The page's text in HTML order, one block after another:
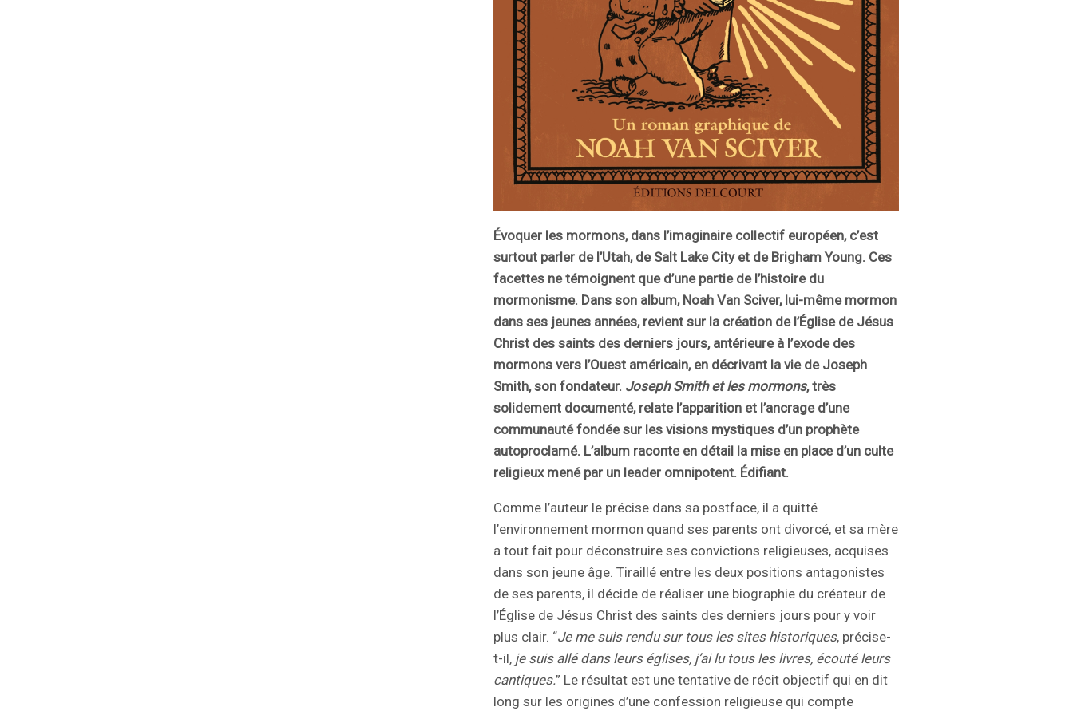
Évoquer les mormons, dans l’imaginaire collectif européen, c’est
surtout parler de l’Utah, de Salt Lake City et de Brigham Young. Ces
facettes ne témoignent que d’une partie de l’histoire du
mormonisme. Dans son album, Noah Van Sciver, lui-même mormon
dans ses jeunes années, revient sur la création de l’Église de Jésus
Christ des saints des derniers jours, antérieure à l’exode des
mormons vers l’Ouest américain, en décrivant la vie de Joseph
Smith, son fondateur. Joseph Smith et les mormons, très
solidement documenté, relate l’apparition et l’ancrage d’une
communauté fondée sur les visions mystiques d’un prophète
autoproclamé. L’album raconte en détail la mise en place d’un culte
religieux mené par un leader omnipotent. Édifiant.
Comme l’auteur le précise dans sa postface, il a quitté
l’environnement mormon quand ses parents ont divorcé, et sa mère
a tout fait pour déconstruire ses convictions religieuses, acquises
dans son jeune âge. Tiraillé entre les deux positions antagonistes
de ses parents, il décide de réaliser une biographie du créateur de
l’Église de Jésus Christ des saints des derniers jours pour y voir
plus clair. “Je me suis rendu sur tous les sites historiques, précise-
t-il, je suis allé dans leurs églises, j’ai lu tous les livres, écouté leurs
cantiques.” Le résultat est une tentative de récit objectif qui en dit
long sur les origines d’une confession religieuse qui compte